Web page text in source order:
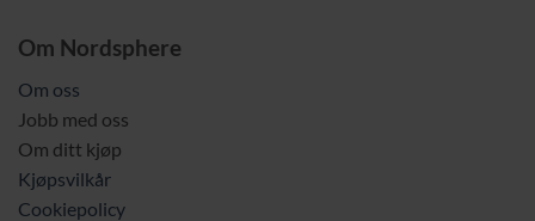
Om Nordsphere
Om oss
Jobb med oss
Om ditt kjøp
Kjøpsvilkår
Cookiepolicy